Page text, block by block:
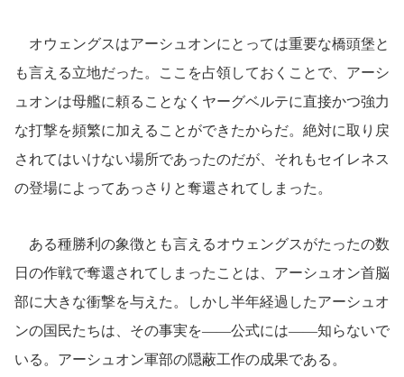
オウェングスはアーシュオンにとっては重要な橋頭堡と
も言える立地だった。ここを占領しておくことで、アーシ
ュオンは母艦に頼ることなくヤーグベルテに直接かつ強力
な打撃を頻繁に加えることができたからだ。絶対に取り戻
されてはいけない場所であったのだが、それもセイレネス
の登場によってあっさりと奪還されてしまった。
ある種勝利の象徴とも言えるオウェングスがたったの数
日の作戦で奪還されてしまったことは、アーシュオン首脳
部に大きな衝撃を与えた。しかし半年経過したアーシュオ
ンの国民たちは、その事実を――公式には――知らないで
いる。アーシュオン軍部の隠蔽工作の成果である。